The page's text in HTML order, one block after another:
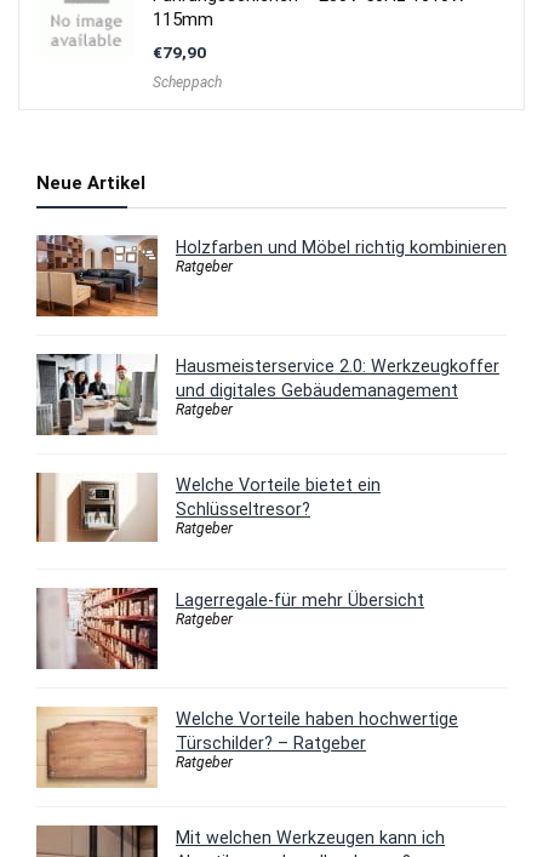
115mm
€79,90
Scheppach
Neue Artikel
Holzfarben und Möbel richtig kombinieren
Ratgeber
Hausmeisterservice 2.0: Werkzeugkoffer
und digitales Gebäudemanagement
Ratgeber
Welche Vorteile bietet ein
Schlüsseltresor?
Ratgeber
Lagerregale-für mehr Übersicht
Ratgeber
Welche Vorteile haben hochwertige
Türschilder? – Ratgeber
Ratgeber
Mit welchen Werkzeugen kann ich